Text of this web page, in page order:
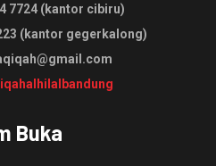
7724 (kantor cibiru)
(kantor gegerkalong)
Buka